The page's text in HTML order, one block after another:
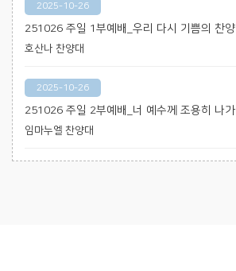
2025-10-26
251026 주일 1부예배_우리 다시 기쁨의 찬양
호산나 찬양대
2025-10-26
251026 주일 2부예배_너 예수께 조용히 나가
임마누엘 찬양대